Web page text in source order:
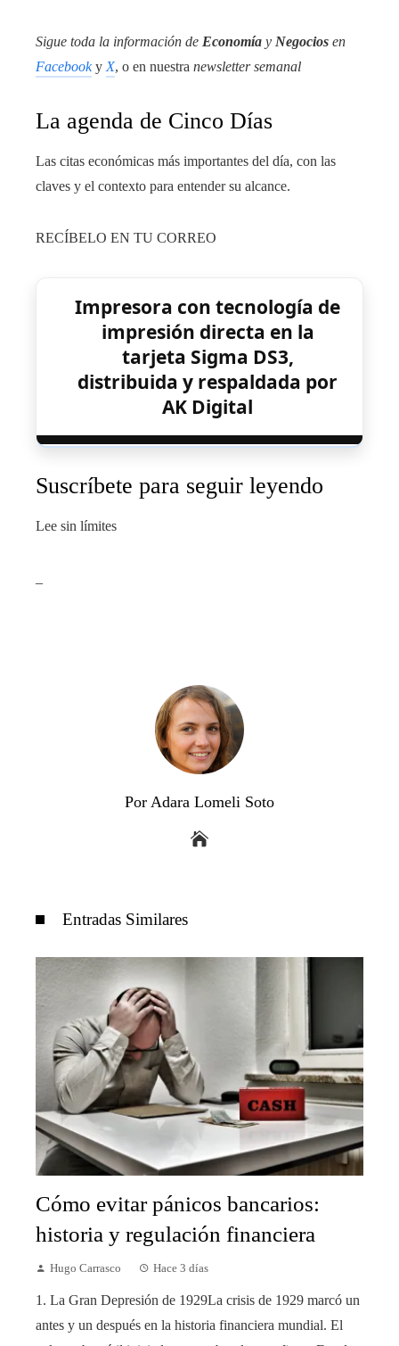
Sigue toda la información de Economía y Negocios en
Facebooky X, o en nuestra newsletter semanal
La agenda de Cinco Días
Las citas económicas más importantes del día, con las
claves y el contexto para entender su alcance.
RECÍBELO EN TU CORREO
Impresora con tecnología de
impresión directa en la
tarjeta Sigma DS3,
distribuida y respaldada por
AK Digital
Suscríbete para seguir leyendo
Lee sin límites
Por Adara Lomeli Soto
Entradas Similares
Cómo evitar pánicos bancarios:
historia y regulación financiera
Hugo Carrasco Hace 3 días
1. La Gran Depresión de 1929La crisis de 1929 marcó un
antes y un después en la historia financiera mundial. El